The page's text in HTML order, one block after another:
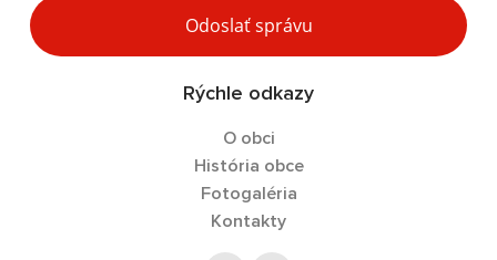
Odoslať správu
Rýchle odkazy
O obci
História obce
Fotogaléria
Kontakty